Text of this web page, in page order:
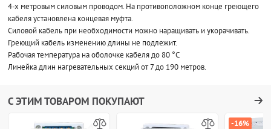
4-х метровым силовым проводом. На противоположном конце греющего
кабеля установлена концевая муфта.
Силовой кабель при необходимости можно наращивать и укорачивать.
Греющий кабель изменению длины не подлежит.
Рабочая температура на оболочке кабеля до 80 °С
Линейка длин нагревательных секций от 7 до 190 метров.
С ЭТИМ ТОВАРОМ ПОКУПАЮТ
-16%